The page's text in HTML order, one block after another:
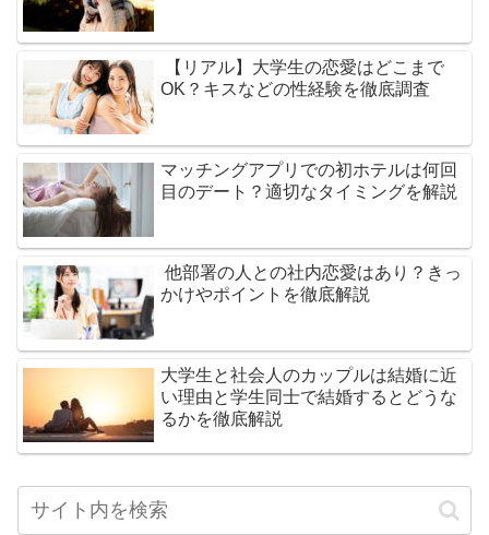
【リアル】大学生の恋愛はどこまで
OK？キスなどの性経験を徹底調査
マッチングアプリでの初ホテルは何回
目のデート？適切なタイミングを解説
他部署の人との社内恋愛はあり？きっ
かけやポイントを徹底解説
大学生と社会人のカップルは結婚に近
い理由と学生同士で結婚するとどうな
るかを徹底解説